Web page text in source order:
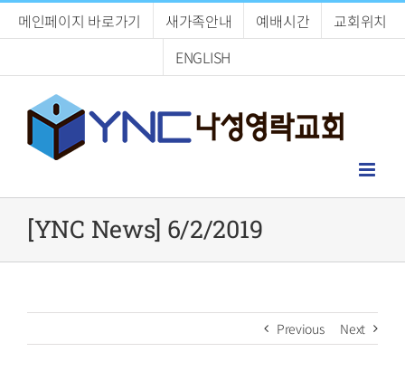
메인페이지 바로가기 새가족안내 예배시간
교회위치
ENGLISH
[YNC News] 6/2/2019
Previous Next